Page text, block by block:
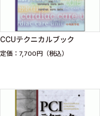
CCUテクニカルブック
定価：7,700円（税込）